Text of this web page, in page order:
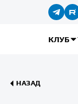
КЛУБ
НАЗАД